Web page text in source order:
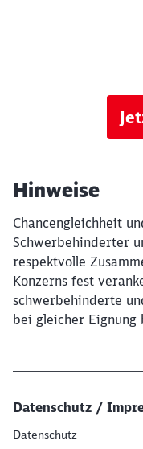
Hinweise
Chancengleichheit
Schwerbehinderter
respektvolle
Konzerns fest
schwerbehinderte
bei gleicher
Datenschutz /
Datenschutz